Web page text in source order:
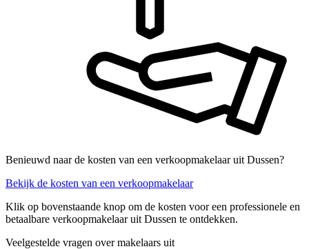
Benieuwd naar de kosten van een verkoopmakelaar uit Dussen?
Bekijk de kosten van een verkoopmakelaar
Klik op bovenstaande knop om de kosten voor een professionele en
betaalbare verkoopmakelaar uit Dussen te ontdekken.
Veelgestelde vragen over makelaars uit